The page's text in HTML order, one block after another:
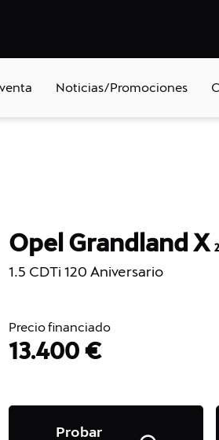
Noticias/Promociones
Opel Grandland X
1.5 CDTi 120 Aniversario
Precio financiado
13.400 €
Probar